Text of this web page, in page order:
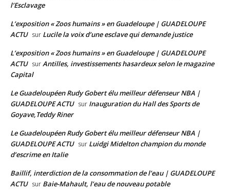
l’Esclavage
L’exposition « Zoos humains » en Guadeloupe | GUADELOUPE
ACTU sur Lucile la voix d’une esclave qui demande justice
L’exposition « Zoos humains » en Guadeloupe | GUADELOUPE
ACTU surAntilles, investissements hasardeux selon le magazine
Capital
Le Guadeloupéen Rudy Gobert élu meilleur défenseur NBA |
GUADELOUPE ACTU sur Inauguration du Hall des Sports de
Goyave,Teddy Riner
Le Guadeloupéen Rudy Gobert élu meilleur défenseur NBA |
GUADELOUPE ACTU sur Luidgi Midelton champion du monde
d’escrime en Italie
Baillif, interdiction de la consommation de l’eau | GUADELOUPE
ACTU sur Baie-Mahault, l’eau de nouveau potable